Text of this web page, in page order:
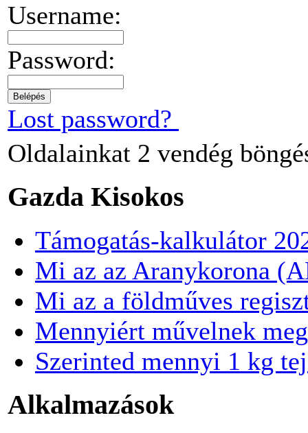
Username:
Password:
Lost password?
Oldalainkat 2 vendég
Gazda Kisokos
Támogatás-kalkulátor
Mi az az Aranykorona
Mi az a földműves
Mennyiért művelnek
Szerinted mennyi 1 kg
Alkalmazások